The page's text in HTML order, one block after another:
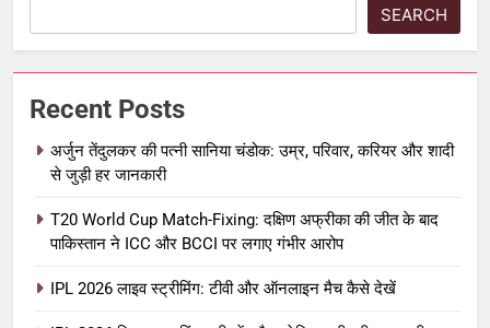
SEARCH
Recent Posts
अर्जुन तेंदुलकर की पत्नी सानिया चंडोक: उम्र, परिवार, करियर और शादी
से जुड़ी हर जानकारी
T20 World Cup Match-Fixing: दक्षिण अफ्रीका की जीत के बाद
पाकिस्तान ने ICC और BCCI पर लगाए गंभीर आरोप
IPL 2026 लाइव स्ट्रीमिंग: टीवी और ऑनलाइन मैच कैसे देखें